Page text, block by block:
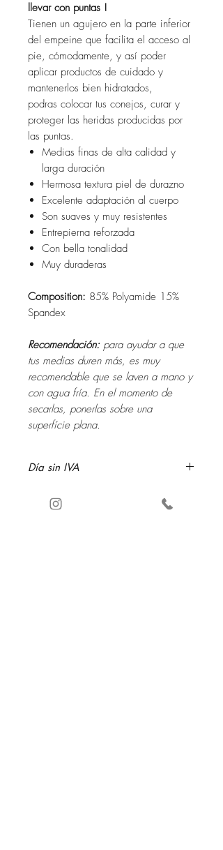
llevar con puntas !
Tienen un agujero en la parte inferior
del empeine que facilita el acceso al
pie, cómodamente, y así poder
aplicar productos de cuidado y
mantenerlos bien hidratados,
podras colocar tus conejos, curar y
proteger las heridas producidas por
las puntas.
Medias finas de alta calidad y
larga duración
Hermosa textura piel de durazno
Excelente adaptación al cuerpo
Son suaves y muy resistentes
Entrepierna reforzada
Con bella tonalidad
Muy duraderas
Composition: 85% Polyamide 15%
Spandex
Recomendación: para ayudar a que
tus medias duren más, es muy
recomendable que se laven a mano y
con agua fría. En el momento de
secarlas, ponerlas sobre una
superfície plana.
Día sin IVA